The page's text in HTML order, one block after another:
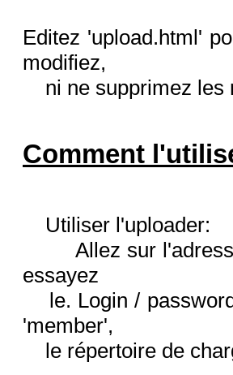
Editez 'upload.html'
modifiez,
ni ne supprimez les
Comment
Utiliser l'uploader:
Allez sur l'adresse
essayez
le. Login /
'member',
le répertoire de